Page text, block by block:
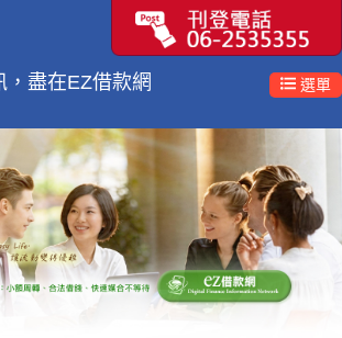
，盡在EZ借款網 選單
金時會搜尋的解決方案，但不同借錢管道
上差異很大。本文將完整介紹線上借錢
人快速了解借款方式。無論是小額借貸、
需求，都可以透過比較不同借錢平台與貸
的資金來源，避免高利貸與借款陷阱，安
台北資金救星：小額借款技巧與理財秘訣一次掌握
支出多樣化，許多人在短期內面臨資金周